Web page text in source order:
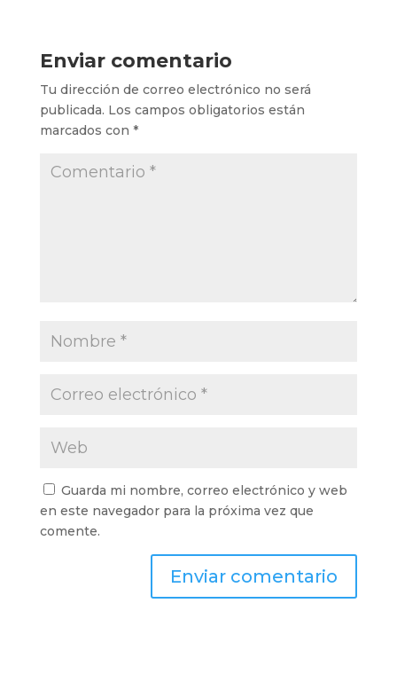
Enviar comentario
Tu dirección de correo electrónico no será
publicada. Los campos obligatorios están
marcados con *
Guarda mi nombre, correo electrónico y web
en este navegador para la próxima vez que
comente.